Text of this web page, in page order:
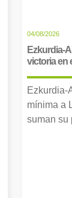
04/08/2026
Ezkurdia-
victoria en
Ezkurdia-
mínima a
suman su